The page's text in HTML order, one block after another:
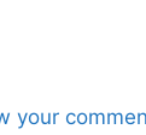
your